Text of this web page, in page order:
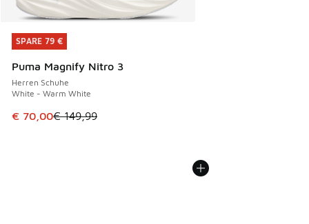
SPARE 79 €
Puma Magnify Nitro 3
Herren Schuhe
White - Warm White
Dieser Artikel ist im Sale. Der Preis ist von € 149,99 auf €
€ 70,00€ 149,99
SPARE 79 €